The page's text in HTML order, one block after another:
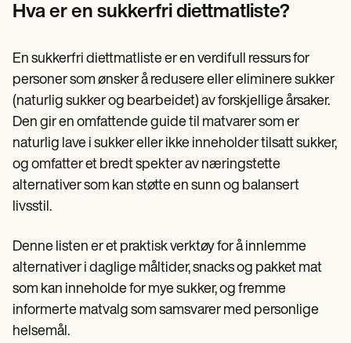
Help Center
Webinars
Switch to Carepatron
Become a Partner
Pricing
Why Carepatron?
Login
Get started
Hva er en sukkerfri diettmatliste?
En sukkerfri diettmatliste er en verdifull ressurs for
personer som ønsker å redusere eller eliminere sukker
(naturlig sukker og bearbeidet) av forskjellige årsaker.
Den gir en omfattende guide til matvarer som er
naturlig lave i sukker eller ikke inneholder tilsatt sukker,
og omfatter et bredt spekter av næringstette
alternativer som kan støtte en sunn og balansert
livsstil.
Denne listen er et praktisk verktøy for å innlemme
alternativer i daglige måltider, snacks og pakket mat
som kan inneholde for mye sukker, og fremme
informerte matvalg som samsvarer med personlige
helsemål.